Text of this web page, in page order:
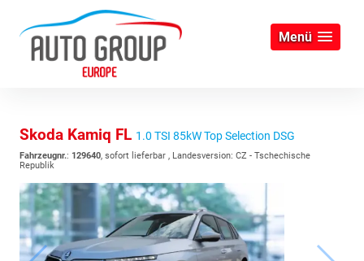
Menü
Skoda Kamiq FL 1.0 TSI 85kW Top Selection DSG
Fahrzeugnr.: 129640, sofort lieferbar , Landesversion: CZ - Tschechische
Republik